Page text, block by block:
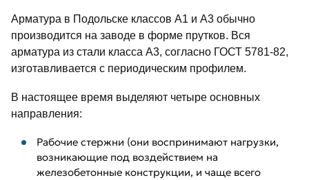
Арматура в Подольске классов A1 и A3 обычно
производится на заводе в форме прутков. Вся
арматура из стали класса A3, согласно ГОСТ 5781-82,
изготавливается с периодическим профилем.
В настоящее время выделяют четыре основных
направления:
Рабочие стержни (они воспринимают нагрузки,
возникающие под воздействием на
железобетонные конструкции, и чаще всего